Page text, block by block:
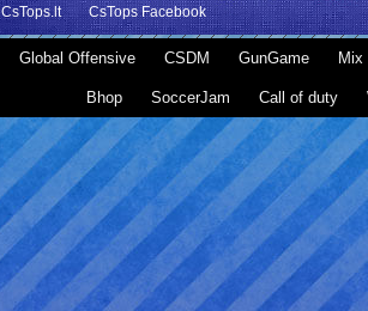
CsTops.lt CsTops Facebook
Global Offensive CSDM GunGame Mix
Bhop SoccerJam Call of duty